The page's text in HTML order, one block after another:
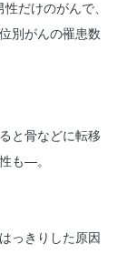
だけのがんで、
別がんの罹患数
と骨などに転移
も—。
っきりした原因